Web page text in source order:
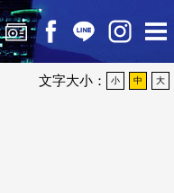
文字大小： 小 中 大